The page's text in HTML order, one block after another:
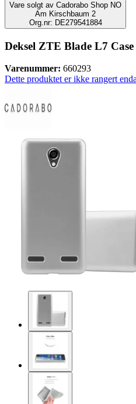
Vare solgt av Cadorabo Shop NO
Am Kirschbaum 2
Org.nr: DE279541884
Deksel ZTE Blade L7
Varenummer: 660293
Dette produktet er ikke rangert